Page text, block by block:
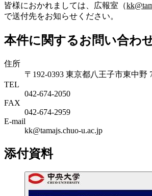
皆様におかれましては、広報室（
で送付先をお知らせください。
本件に関するお問い合わ
住所
〒192-0393 東京都八王子市東中野
TEL
042-674-2050
FAX
042-674-2959
E-mail
kk@tamajs.chuo-u.ac.jp
添付資料